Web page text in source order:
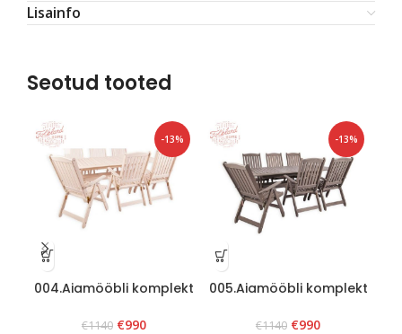
Lisainfo
Seotud tooted
-13%
004.Aiamööbli komplekt
€1140 €990
-13%
005.Aiamööbli komplekt
€1140 €990